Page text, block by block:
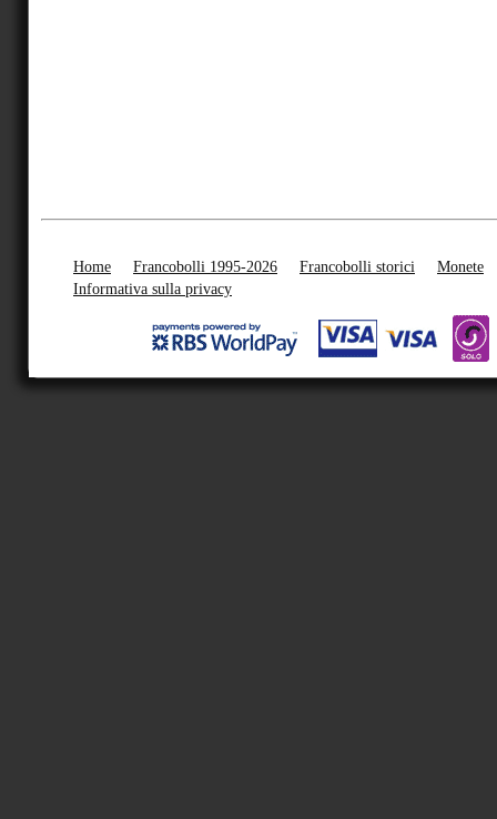
Home Francobolli 1995-2026 Francobolli storici
Monete
Informativa sulla privacy